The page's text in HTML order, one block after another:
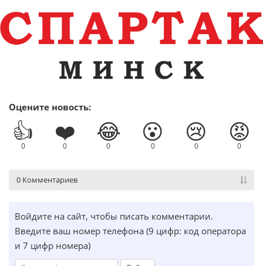
Оцените новость:
👍
0
❤️
0
😂
0
😮
0
😢
0
😡
0
0 Комментариев
Войдите на сайт, чтобы писать комментарии.
Введите ваш номер телефона (9 цифр: код оператора
и 7 цифр номера)